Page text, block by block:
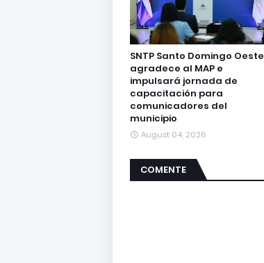
SNTP Santo Domingo Oeste
agradece al MAP e
impulsará jornada de
capacitación para
comunicadores del
municipio
August 04, 2026
COMENTE